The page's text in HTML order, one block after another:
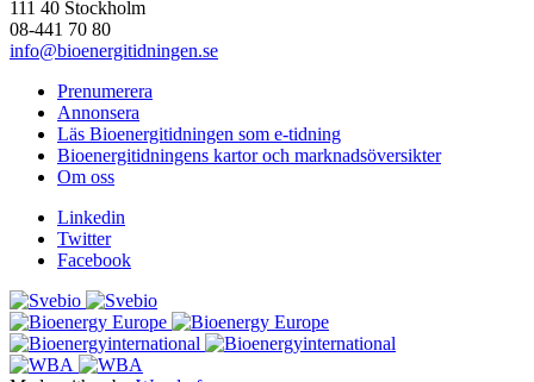
111 40 Stockholm
08-441 70 80
info@bioenergitidningen.se
Prenumerera
Annonsera
Läs Bioenergitidningen som e-tidning
Bioenergitidningens kartor och marknadsöversikter
Om oss
Linkedin
Twitter
Facebook